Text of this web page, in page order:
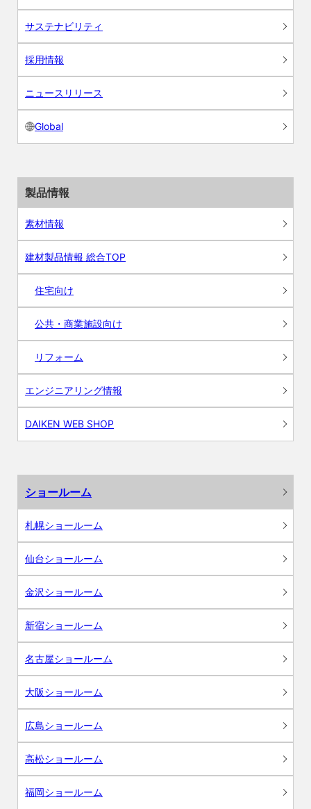
サステナビリティ
採用情報
ニュースリリース
Global
製品情報
素材情報
建材製品情報 総合TOP
住宅向け
公共・商業施設向け
リフォーム
エンジニアリング情報
DAIKEN WEB SHOP
ショールーム
札幌ショールーム
仙台ショールーム
金沢ショールーム
新宿ショールーム
名古屋ショールーム
大阪ショールーム
広島ショールーム
高松ショールーム
福岡ショールーム